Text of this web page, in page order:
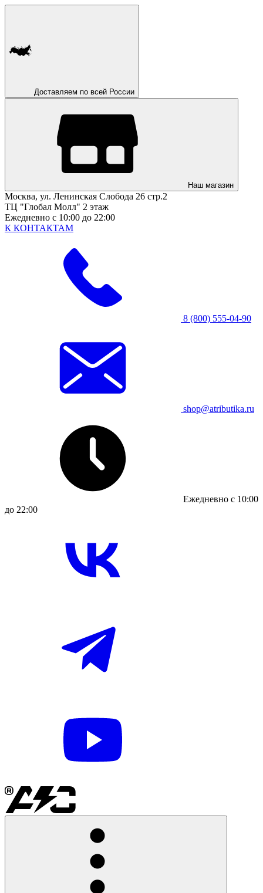
Доставляем по всей России
Наш магазин
Москва, ул. Ленинская Слобода 26 стр.2
ТЦ "Глобал Молл" 2 этаж
Ежедневно с 10:00 до 22:00
К КОНТАКТАМ
8 (800) 555-04-90
shop@atributika.ru
Ежедневно с 10:00
до 22:00